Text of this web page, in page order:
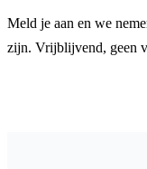
Meld je aan en we
zijn. Vrijblijvend, geen